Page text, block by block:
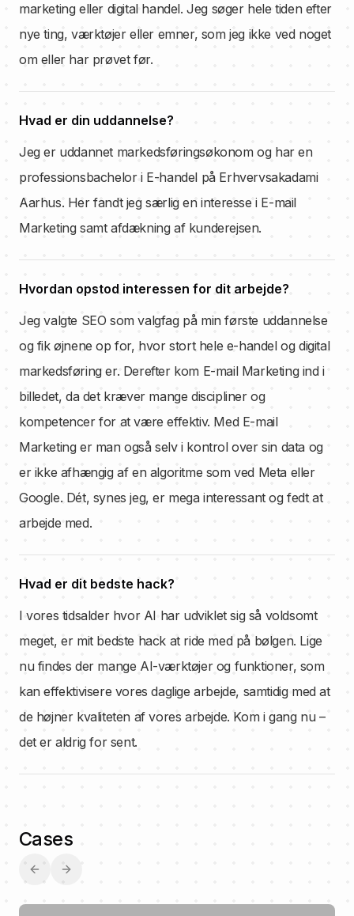
marketing eller digital handel. Jeg søger hele tiden efter
nye ting, værktøjer eller emner, som jeg ikke ved noget
om eller har prøvet før.
Hvad er din uddannelse?
Jeg er uddannet markedsføringsøkonom og har en
professionsbachelor i E-handel på Erhvervsakadami
Aarhus. Her fandt jeg særlig en interesse i E-mail
Marketing samt afdækning af kunderejsen.
Hvordan opstod interessen for dit arbejde?
Jeg valgte SEO som valgfag på min første uddannelse
og fik øjnene op for, hvor stort hele e-handel og digital
markedsføring er. Derefter kom E-mail Marketing ind i
billedet, da det kræver mange discipliner og
kompetencer for at være effektiv. Med E-mail
Marketing er man også selv i kontrol over sin data og
er ikke afhængig af en algoritme som ved Meta eller
Google. Dét, synes jeg, er mega interessant og fedt at
arbejde med.
Hvad er dit bedste hack?
I vores tidsalder hvor AI har udviklet sig så voldsomt
meget, er mit bedste hack at ride med på bølgen. Lige
nu findes der mange AI-værktøjer og funktioner, som
kan effektivisere vores daglige arbejde, samtidig med at
de højner kvaliteten af vores arbejde. Kom i gang nu –
det er aldrig for sent.
Cases
Previous slide
Next slide